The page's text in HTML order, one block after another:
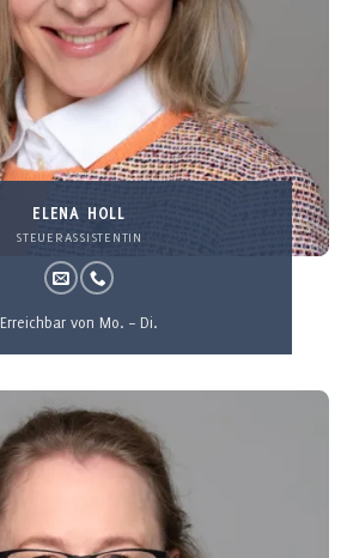
ELENA HOLL
STEUERASSISTENTIN
Erreichbar von Mo. – Di.